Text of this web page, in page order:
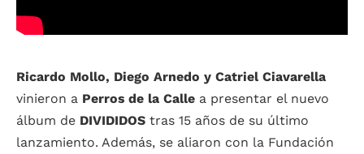
Ricardo Mollo, Diego Arnedo y Catriel Ciavarella
vinieron a Perros de la Calle a presentar el nuevo
álbum de DIVIDIDOS tras 15 años de su último
lanzamiento. Además, se aliaron con la Fundación